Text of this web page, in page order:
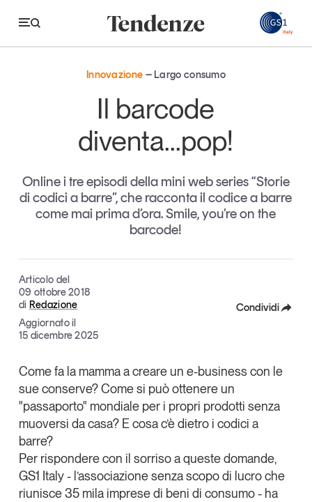
Tendenze
Economia e consumi
Logistica
Retail e brand
Grandi temi
Magazine
Articoli
Dossier
Il Numero
Interviste
Comunicati stampa
Video
Podcast
Innovazione Largo consumo
Il barcode
diventa...pop!
Online i tre episodi della mini web series “Storie
di codici a barre”, che racconta il codice a barre
come mai prima d’ora. Smile, you’re on the
barcode!
Articolo del
09 ottobre 2018
di Redazione
Aggiornato il
15 dicembre 2025
Condividi
Linkedin
Copia Link
Come fa la mamma a creare un e-business con le
sue conserve? Come si può ottenere un
"passaporto" mondiale per i propri prodotti senza
muoversi da casa? E cosa c’è dietro i codici a
barre?
Per rispondere con il sorriso a queste domande,
GS1 Italy- l’associazione senza scopo di lucro che
riunisce 35 mila imprese di beni di consumo - ha